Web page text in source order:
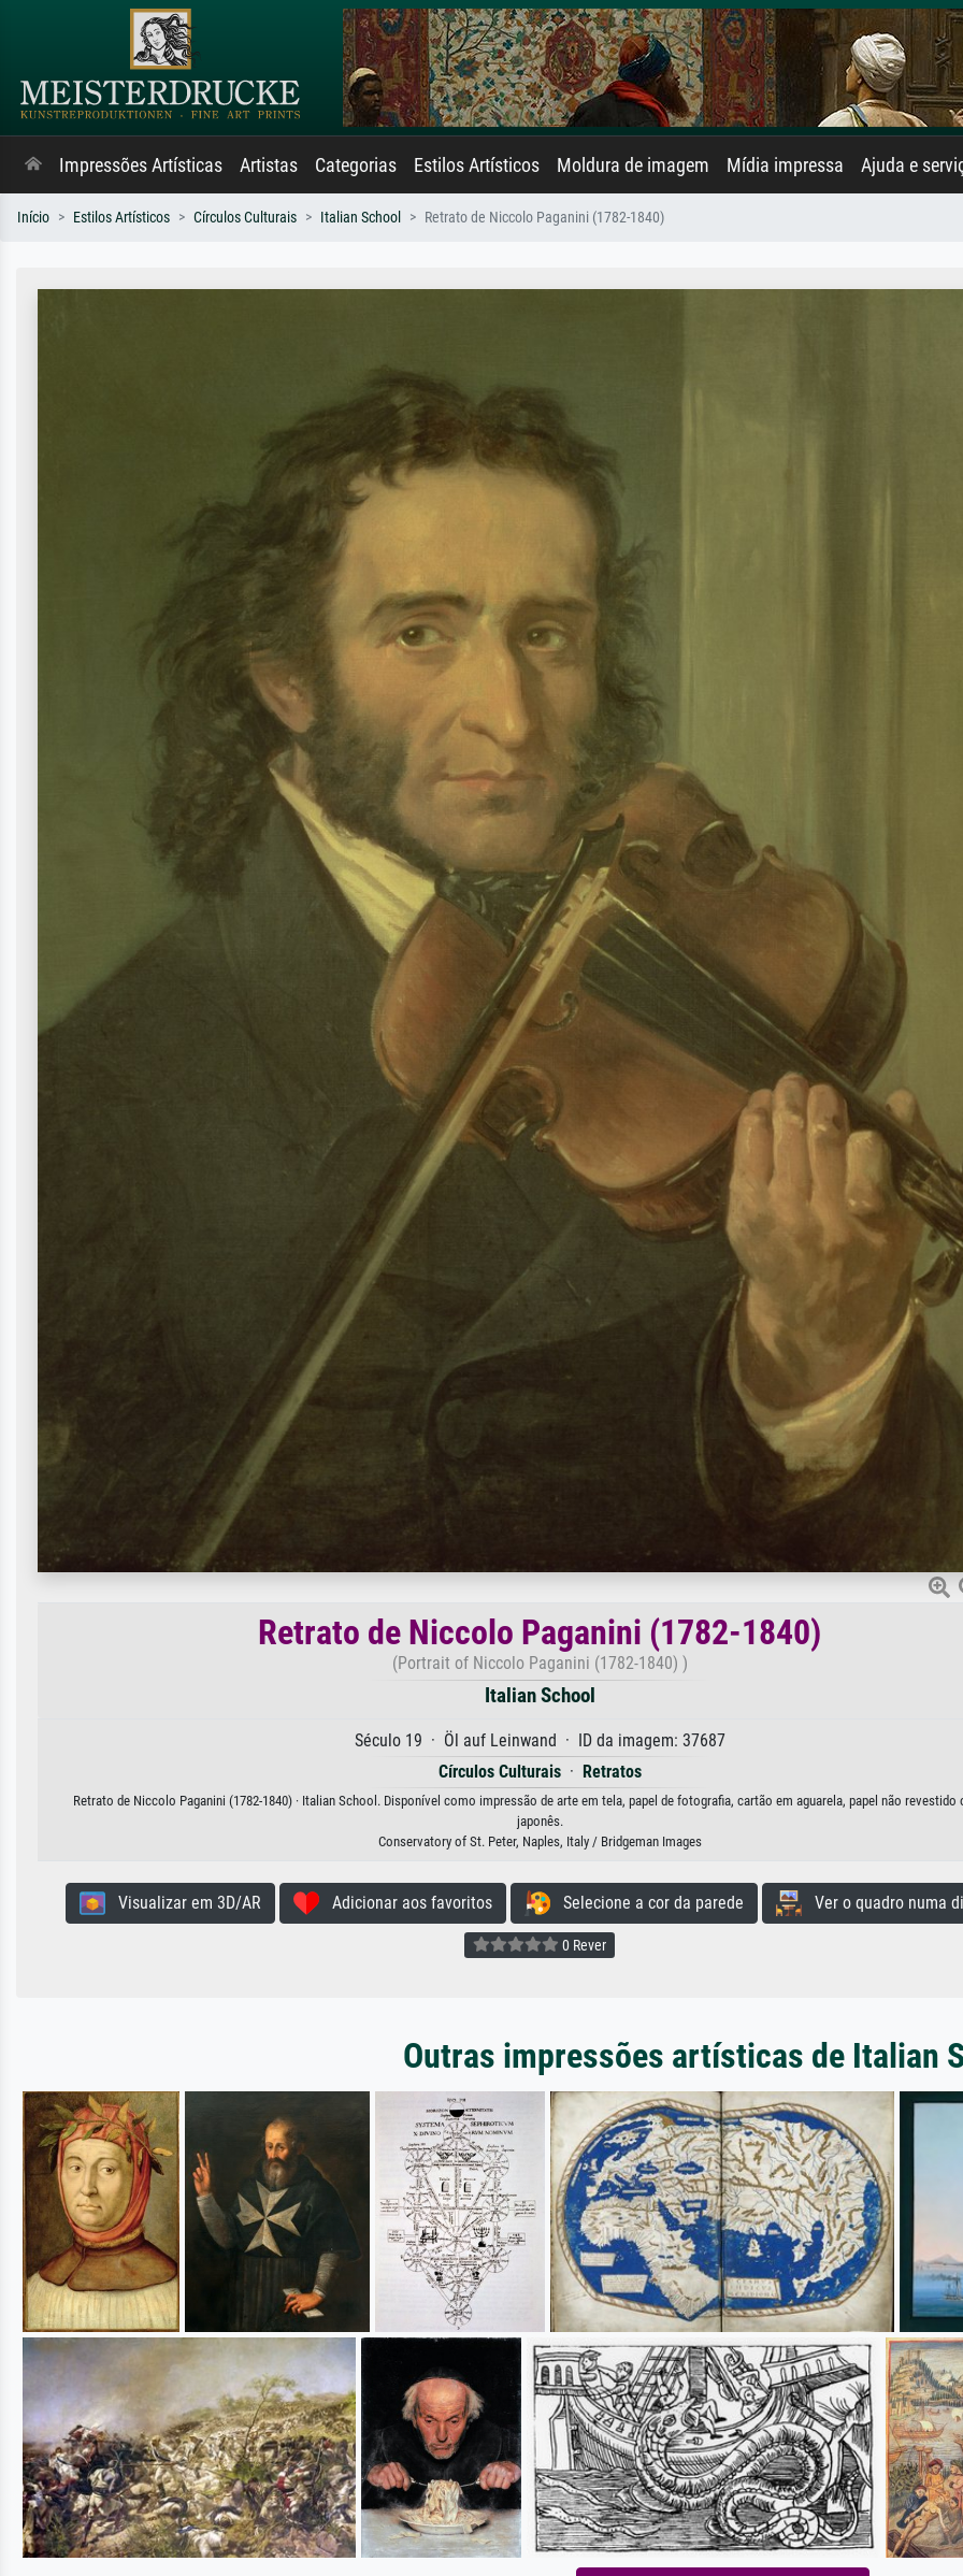
Impressões Artísticas Artistas Categorias Estilos Artísticos Moldura de imagem Mídia impressa Ajuda e
Início Estilos Artísticos Círculos Culturais Italian School Retrato de Niccolo Paganini (1782-1840)
Retrato de Niccolo Paganini (1782-1840)
(Portrait of Niccolo Paganini (1782-1840) )
Italian School
Século 19 · Öl auf Leinwand · ID da imagem: 37687
Círculos Culturais· Retratos
Retrato de Niccolo Paganini (1782-1840) · Italian School. Disponível como impressão de arte em tela, papel de fotografia, cartão em aguarela, papel não revestido
japonês.
Conservatory of St. Peter, Naples, Italy / Bridgeman Images
Visualizar em 3D/AR Adicionar aos favoritos Selecione a cor da parede Ver o quadro numa
0 Rever
Outras impressões artísticas de Italian